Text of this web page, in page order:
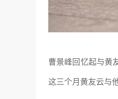
曹景峰回忆起与黄
这三个月黄友云与